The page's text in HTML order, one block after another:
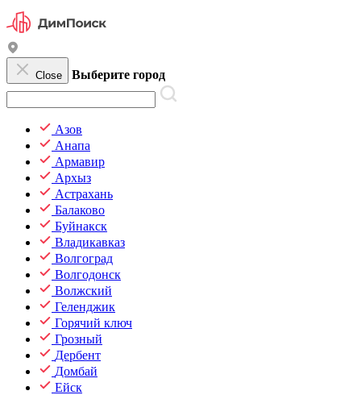
Close Выберите город
Азов
Анапа
Армавир
Архыз
Астрахань
Балаково
Буйнакск
Владикавказ
Волгоград
Волгодонск
Волжский
Геленджик
Горячий ключ
Грозный
Дербент
Домбай
Ейск